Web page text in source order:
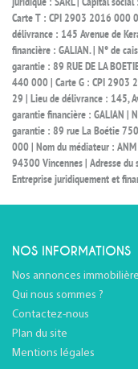
juridique : SARL | Capital
Carte T : CPI 2903 2016 000
délivrance : 145 Avenue de
financière : GALIAN. | N° de
garantie : 89 RUE DE LA
440 000 | Carte G : CPI 2903
29 | Lieu de délivrance : 145,
garantie financière : GALIAN |
garantie : 89 rue La Boétie
000 | Nom du médiateur : ANM
94300 Vincennes | Adresse du
Entreprise juridiquement et
NOS INFORMATIONS
Nos annonces
Qui nous sommes ?
Contactez-nous
Plan du site
Mentions légales